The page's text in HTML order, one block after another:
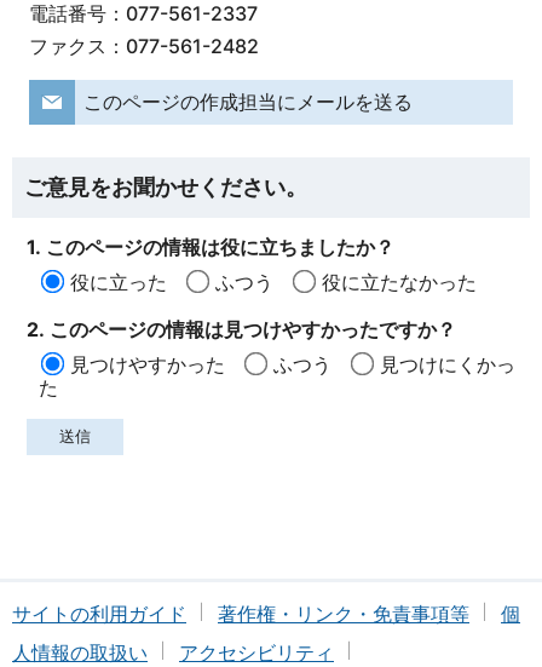
電話番号：077-561-2337
ファクス：077-561-2482
このページの作成担当にメールを送る
ご意見をお聞かせください。
1. このページの情報は役に立ちましたか？
役に立った
ふつう
役に立たなかった
2. このページの情報は見つけやすかったですか？
見つけやすかった
ふつう
見つけにくかっ
た
サイトの利用ガイド 著作権・リンク・免責事項等
個
人情報の取扱い
アクセシビリティ